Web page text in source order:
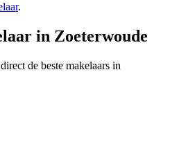
.
in Zoeterwoude
de beste makelaars in